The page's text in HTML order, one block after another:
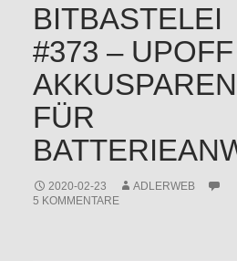
BITBASTELEI
#373 –
AKKUSPAREN
FÜR
2020-02-23
ADLERWEB
5 KOMMENTARE